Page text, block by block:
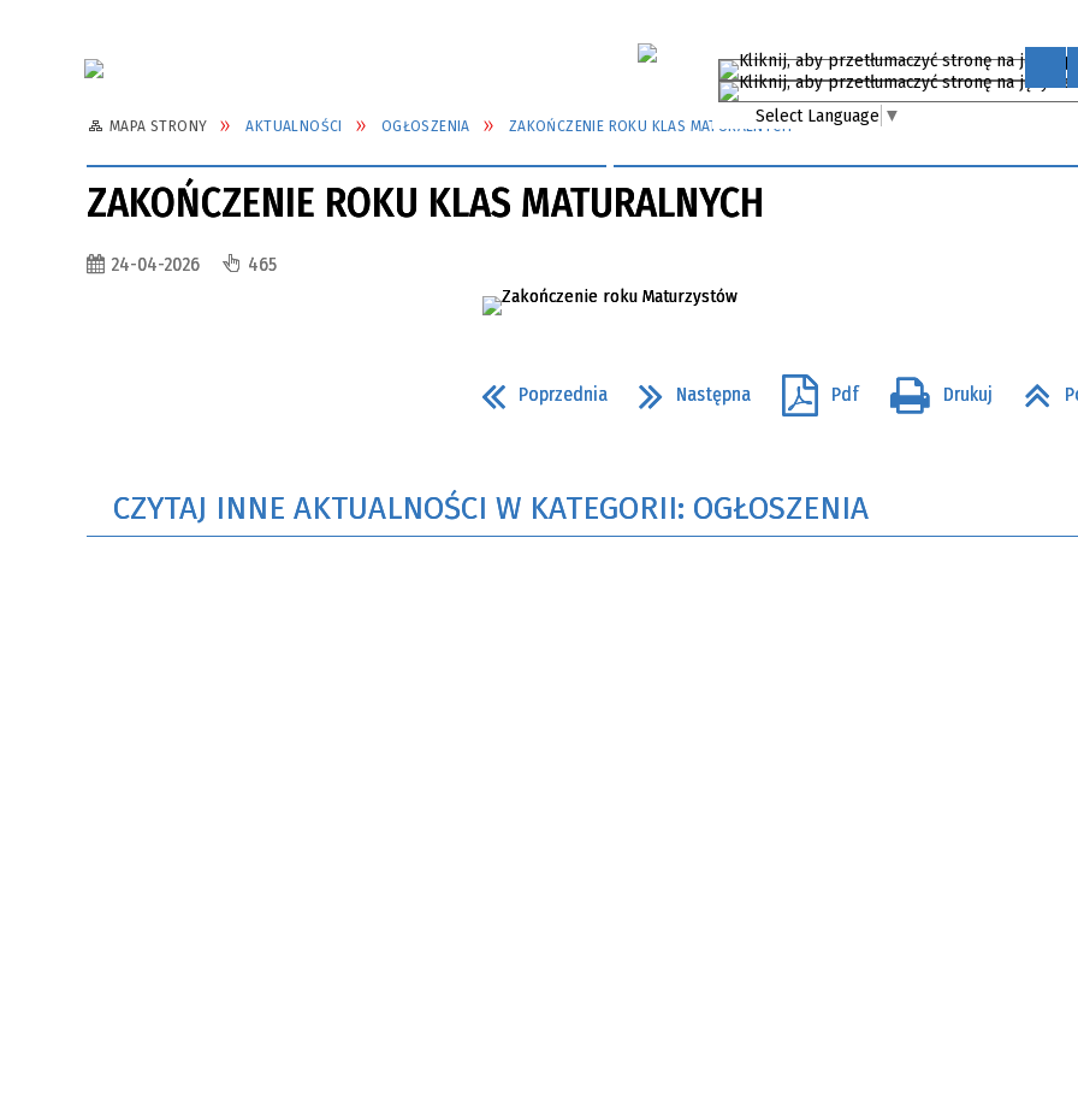
Select Language ▼
MAPA STRONY AKTUALNOŚCI OGŁOSZENIA ZAKOŃCZENIE ROKU KLAS MATURALNYCH
ZAKOŃCZENIE ROKU KLAS MATURALNYCH
24-04-2026 465
Poprzednia Następna Pdf Drukuj
CZYTAJ INNE AKTUALNOŚCI W KATEGORII: OGŁOSZENIA